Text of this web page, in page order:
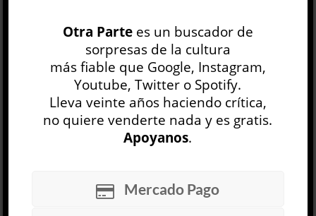
Email
Telegram WhatsApp
LITERATURA NARRATIVA
Antigüedades
Otra Partees un buscador de
sorpresas de la cultura
más fiable que Google, Instagram,
Youtube, Twitter o Spotify.
Lleva veinte años haciendo crítica,
no quiere venderte nada y es gratis.
Apoyanos.
Mercado Pago